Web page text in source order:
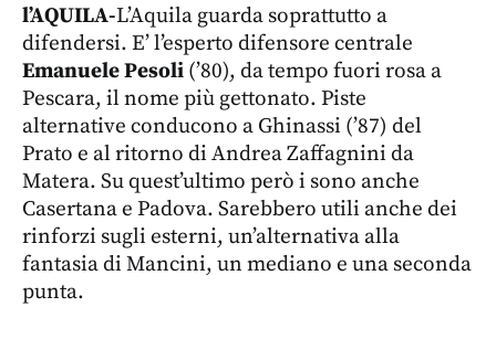
l’AQUILA-L’Aquila guarda soprattutto a
difendersi. E’ l’esperto difensore centrale
Emanuele Pesoli (’80), da tempo fuori rosa a
Pescara, il nome più gettonato. Piste
alternative conducono a Ghinassi (’87) del
Prato e al ritorno di Andrea Zaffagnini da
Matera. Su quest’ultimo però i sono anche
Casertana e Padova. Sarebbero utili anche dei
rinforzi sugli esterni, un’alternativa alla
fantasia di Mancini, un mediano e una seconda
punta.